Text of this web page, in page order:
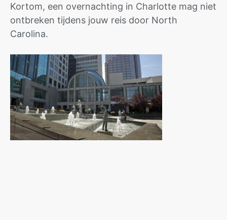
Kortom, een overnachting in Charlotte mag niet
ontbreken tijdens jouw reis door North
Carolina.